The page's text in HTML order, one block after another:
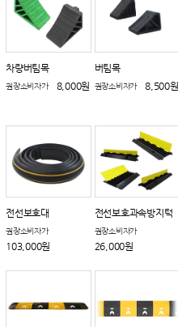
차량버팀목
권장소비자가 8,000원
버팀목
권장소비자가 8,500원
전선보호대
권장소비자가
103,000원
전선보호과속방지턱
권장소비자가
26,000원